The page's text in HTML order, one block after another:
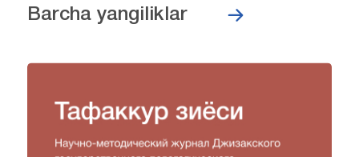
Barcha yangiliklar